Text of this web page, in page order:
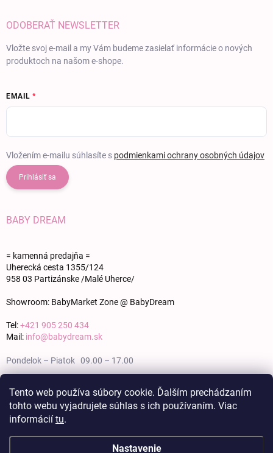
Tento web používa súbory cookie. Ďalším prechádzaním
tohto webu vyjadrujete súhlas s ich používaním. Viac
informácií tu.
Nastavenie
ODOBERAŤ NEWSLETTER
Vložte svoj e-mail a my Vám budeme zasielať informácie o nových
produktoch na našom e-shope.
EMAIL
Vložením e-mailu súhlasíte s podmienkami ochrany osobných údajov
Prihlásiť sa
BABY DREAM
= kamenná predajňa =
Uherecká cesta 1355/124
958 03 Partizánske /Malé Uherce/
Showroom: BabyMarket Zone @ BabyDream
Tel:+421 905 250 434
Mail: info@babydream.sk
Pondelok – Piatok 09.00 – 17.00
Nedeľa zatvorené